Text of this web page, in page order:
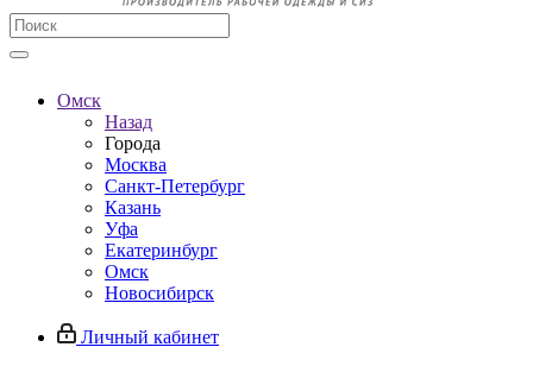
Омск
Назад
Города
Москва
Санкт-Петербург
Казань
Уфа
Екатеринбург
Омск
Новосибирск
Личный кабинет